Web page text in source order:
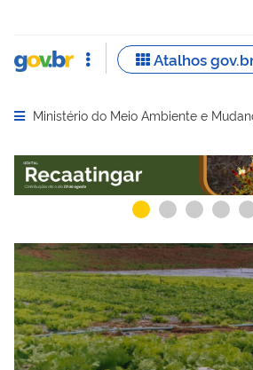
Abrir menu principal de navegação
Ministério do Meio Ambiente e
Serviços recomendados para você